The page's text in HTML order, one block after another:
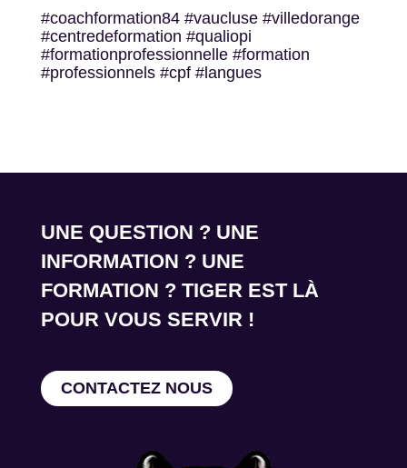
#coachformation84 #vaucluse #villedorange
#centredeformation #qualiopi
#formationprofessionnelle #formation
#professionnels #cpf #langues
UNE QUESTION ? UNE
INFORMATION ? UNE
FORMATION ? TIGER EST LÀ
POUR VOUS SERVIR !
CONTACTEZ NOUS